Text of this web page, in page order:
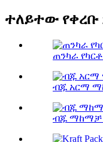
ተለይተው
ጠንካራ
ብጁ አርማ
ብጁ ማከማቻ